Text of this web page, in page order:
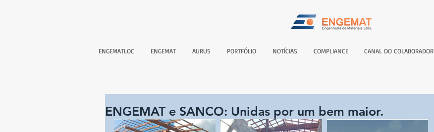
ENGEMATLOC ENGEMAT AURUS PORTFÓLIO NOTÍCIAS COMPLIANCE CANAL DO COLABORADOR
ENGEMAT e SANCO: Unidas por um bem maior.